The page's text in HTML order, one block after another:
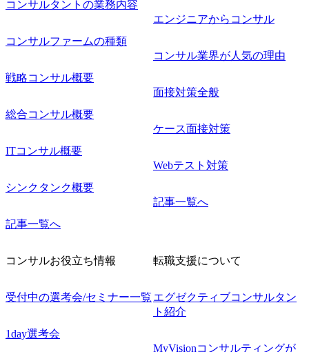
コンサルタントの業務内容
コンサルファームの種類
戦略コンサル概要
総合コンサル概要
ITコンサル概要
シンクタンク概要
記事一覧へ
エンジニアからコンサル
コンサル業界が人気の理由
面接対策全般
ケース面接対策
Webテスト対策
記事一覧へ
コンサルお役立ち情報
受付中の選考会/セミナー一覧
1day選考会
転職支援について
エグゼクティブコンサルタン
ト紹介
MyVisionコンサルティングが